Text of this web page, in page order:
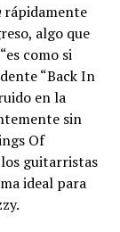
rápidamente
algo que
como si
“Back In
en la
sin
Of
guitarristas
ideal para